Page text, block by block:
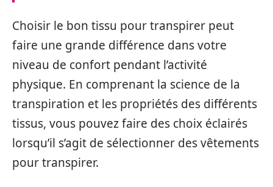
Choisir le bon tissu pour transpirer peut
faire une grande différence dans votre
niveau de confort pendant l’activité
physique. En comprenant la science de la
transpiration et les propriétés des différents
tissus, vous pouvez faire des choix éclairés
lorsqu’il s’agit de sélectionner des vêtements
pour transpirer.